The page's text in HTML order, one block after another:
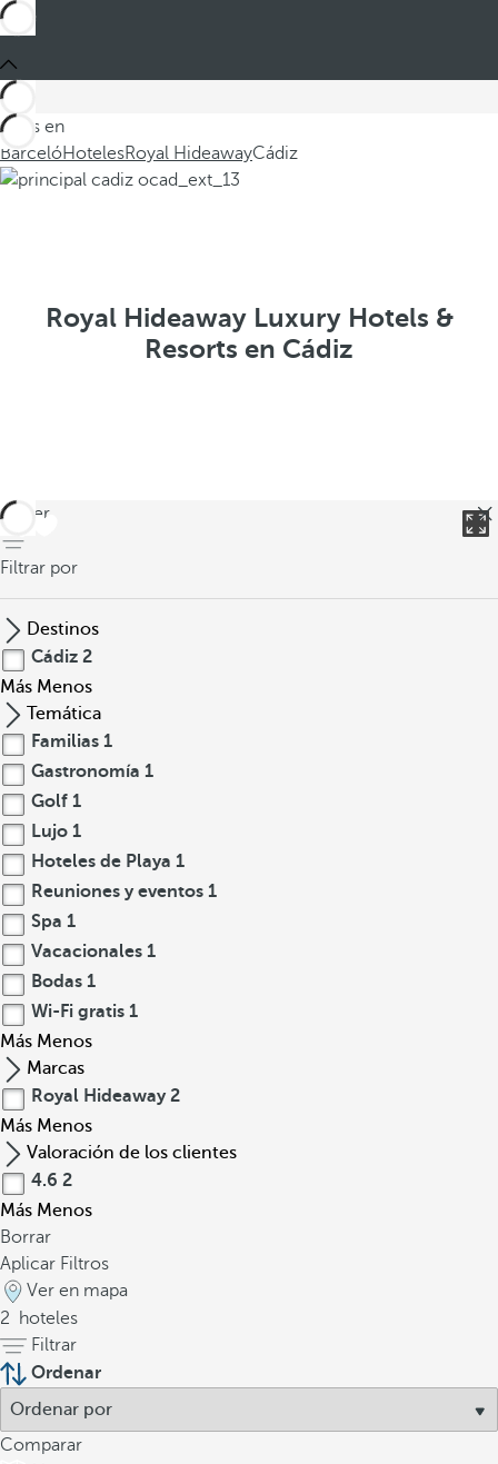
Estás en
BarcelóHotelesRoyal HideawayCádiz
Royal Hideaway Luxury Hotels &
Resorts en Cádiz
volver
Filtrar por
Destinos
Cádiz 2
Más Menos
Temática
Familias 1
Gastronomía 1
Golf 1
Lujo 1
Hoteles de Playa 1
Reuniones y eventos 1
Spa 1
Vacacionales 1
Bodas 1
Wi-Fi gratis 1
Más Menos
Marcas
Royal Hideaway 2
Más Menos
Valoración de los clientes
4.6 2
Más Menos
Borrar
Aplicar Filtros
Ver en mapa
2
hoteles
Filtrar
Ordenar
Comparar